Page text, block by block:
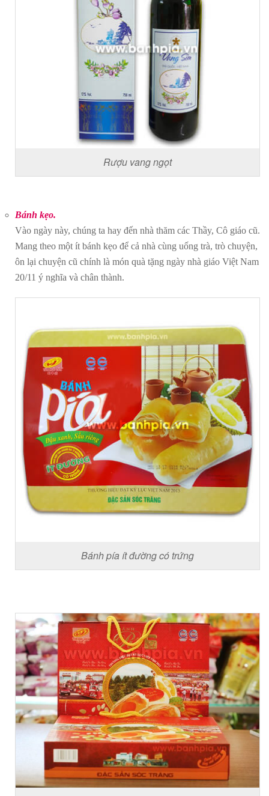
Rượu vang ngọt
Bánh kẹo.
Vào ngày này, chúng ta hay đến nhà thăm các Thầy, Cô giáo cũ.
Mang theo một ít bánh kẹo để cả nhà cùng uống trà, trò chuyện,
ôn lại chuyện cũ chính là món quà tặng ngày nhà giáo Việt Nam
20/11 ý nghĩa và chân thành.
Bánh pía ít đường có trứng